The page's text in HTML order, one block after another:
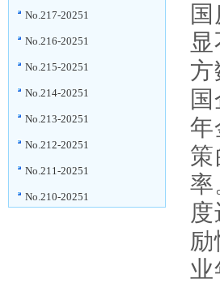
No.217-20251
No.216-20251
No.215-20251
No.214-20251
No.213-20251
No.212-20251
No.211-20251
No.210-20251
年
率